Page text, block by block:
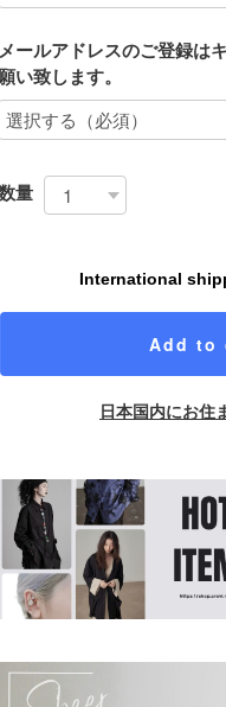
メールアドレスのご登録は
願い致します。
量
International
Add to
日本国内にお住